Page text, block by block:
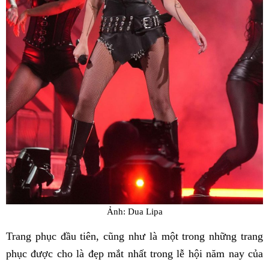
Ảnh: Dua Lipa
Trang phục đầu tiên, cũng như là một trong những trang
phục được cho là đẹp mắt nhất trong lễ hội năm nay của